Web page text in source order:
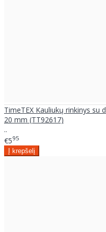
TimeTEX Kauliukų rinkinys su
20 mm (TT92617)
..
€595